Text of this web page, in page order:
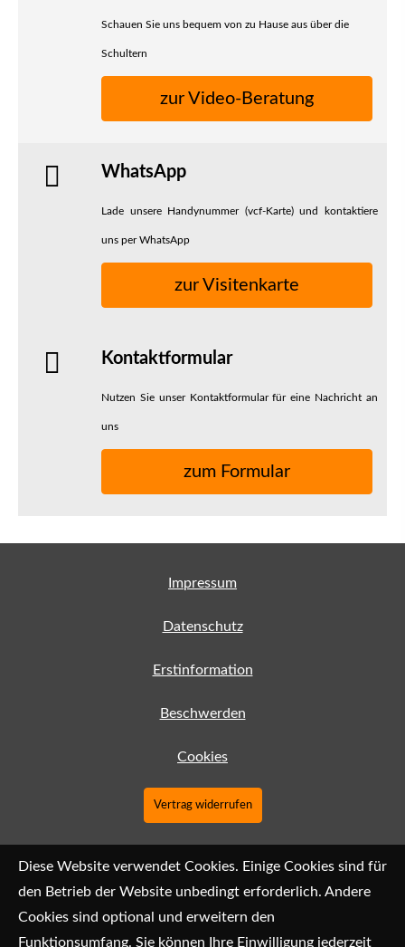
Schauen Sie uns bequem von zu Hause aus über die
Schultern
zur Video-Beratung
WhatsApp
Lade unsere Handynummer (vcf-Karte) und kontaktiere
uns per WhatsApp
zur Visitenkarte
Kontaktformular
Nutzen Sie unser Kontaktformular für eine Nachricht an
uns
zum Formular
Impressum
Datenschutz
Erstinformation
Beschwerden
Cookies
Vertrag widerrufen
Diese Website verwendet Cookies. Einige Cookies sind für
den Betrieb der Website unbedingt erforderlich. Andere
Cookies sind optional und erweitern den
Funktionsumfang. Sie können Ihre Einwilligung jederzeit